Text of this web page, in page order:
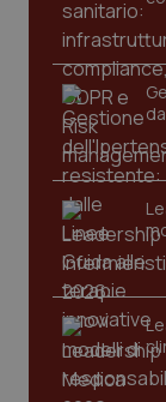
protette
Nome